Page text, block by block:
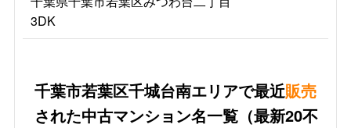
3DK
千葉市若葉区千城台南エリアで最近販売
された中古マンション名一覧（最新20不